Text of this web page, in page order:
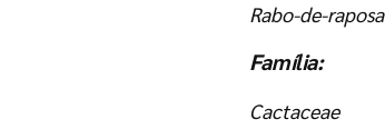
Rabo-de-raposa
Família:
Cactaceae